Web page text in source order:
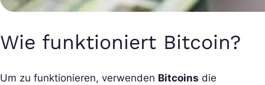
Wie funktioniert Bitcoin?
Um zu funktionieren, verwenden Bitcoins die